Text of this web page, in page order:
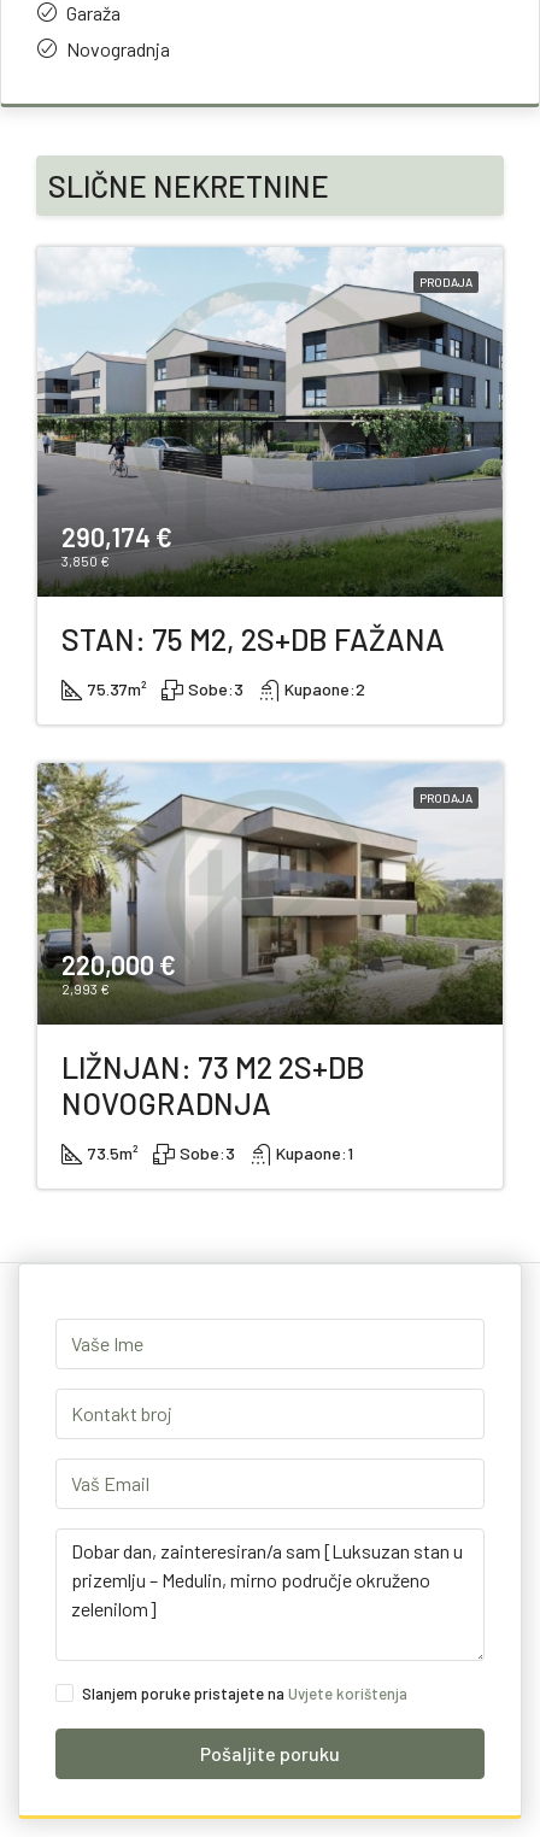
Garaža
Novogradnja
SLIČNE NEKRETNINE
PRODAJA
290,174 €
3,850 €
STAN: 75 M2, 2S+DB FAŽANA
75.37m² Sobe:3 Kupaone:2
PRODAJA
220,000 €
2,993 €
LIŽNJAN: 73 M2 2S+DB
NOVOGRADNJA
73.5m² Sobe:3 Kupaone:1
Slanjem poruke pristajete na Uvjete korištenja
Pošaljite poruku